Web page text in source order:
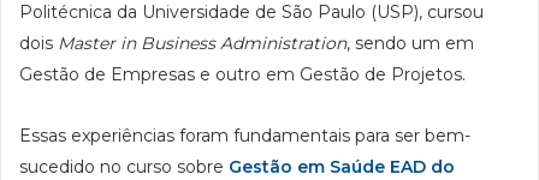
Politécnica da Universidade de São Paulo (USP), cursou
dois Master in Business Administration, sendo um em
Gestão de Empresas e outro em Gestão de Projetos.
Essas experiências foram fundamentais para ser bem-
sucedido no curso sobre Gestão em Saúde EAD do